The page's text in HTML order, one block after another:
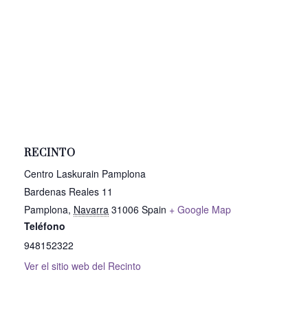
RECINTO
Centro Laskurain Pamplona
Bardenas Reales 11
Pamplona, Navarra 31006 Spain + Google Map
Teléfono
948152322
Ver el sitio web del Recinto